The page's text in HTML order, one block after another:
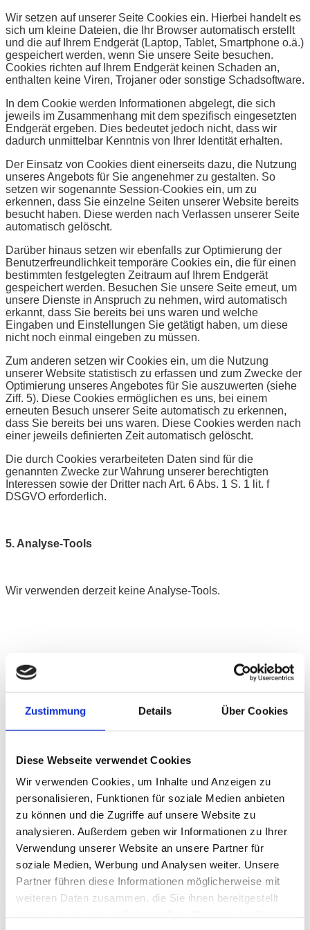
Zustimmung Details Über Cookies
Diese Webseite verwendet Cookies
Wir verwenden Cookies, um Inhalte und Anzeigen zu
personalisieren, Funktionen für soziale Medien anbieten
zu können und die Zugriffe auf unsere Website zu
analysieren. Außerdem geben wir Informationen zu Ihrer
Verwendung unserer Website an unsere Partner für
soziale Medien, Werbung und Analysen weiter. Unsere
Partner führen diese Informationen möglicherweise mit
weiteren Daten zusammen, die Sie ihnen bereitgestellt
Wir setzen auf unserer Seite Cookies ein. Hierbei handelt es
sich um kleine Dateien, die Ihr Browser automatisch erstellt
und die auf Ihrem Endgerät (Laptop, Tablet, Smartphone o.ä.)
gespeichert werden, wenn Sie unsere Seite besuchen.
Cookies richten auf Ihrem Endgerät keinen Schaden an,
enthalten keine Viren, Trojaner oder sonstige Schadsoftware.
In dem Cookie werden Informationen abgelegt, die sich
jeweils im Zusammenhang mit dem spezifisch eingesetzten
Endgerät ergeben. Dies bedeutet jedoch nicht, dass wir
dadurch unmittelbar Kenntnis von Ihrer Identität erhalten.
Der Einsatz von Cookies dient einerseits dazu, die Nutzung
unseres Angebots für Sie angenehmer zu gestalten. So
setzen wir sogenannte Session-Cookies ein, um zu
erkennen, dass Sie einzelne Seiten unserer Website bereits
besucht haben. Diese werden nach Verlassen unserer Seite
automatisch gelöscht.
Darüber hinaus setzen wir ebenfalls zur Optimierung der
Benutzerfreundlichkeit temporäre Cookies ein, die für einen
bestimmten festgelegten Zeitraum auf Ihrem Endgerät
gespeichert werden. Besuchen Sie unsere Seite erneut, um
unsere Dienste in Anspruch zu nehmen, wird automatisch
erkannt, dass Sie bereits bei uns waren und welche
Eingaben und Einstellungen Sie getätigt haben, um diese
nicht noch einmal eingeben zu müssen.
Zum anderen setzen wir Cookies ein, um die Nutzung
unserer Website statistisch zu erfassen und zum Zwecke der
Optimierung unseres Angebotes für Sie auszuwerten (siehe
Ziff. 5). Diese Cookies ermöglichen es uns, bei einem
erneuten Besuch unserer Seite automatisch zu erkennen,
dass Sie bereits bei uns waren. Diese Cookies werden nach
einer jeweils definierten Zeit automatisch gelöscht.
Die durch Cookies verarbeiteten Daten sind für die
genannten Zwecke zur Wahrung unserer berechtigten
Interessen sowie der Dritter nach Art. 6 Abs. 1 S. 1 lit. f
DSGVO erforderlich.
5. Analyse-Tools
Wir verwenden derzeit keine Analyse-Tools.
Hinweise zur Verarbeitung von
personenbezogenen Daten nach der
DSGVO
darüber, was mit Ihren personenbezogenen Daten erfolgt.
Personenbezogene Daten sind alle Daten, mit denen Sie
persönlich identifiziert werden können. Ausführliche
Informationen entnehmen Sie bitte der folgenden genaueren
Erläuterung.
Wir nehmen den Schutz Ihrer persönlichen Daten
selbstverständlich schon aufgrund unserer beruflichen
Schweigepflicht sehr ernst. Wir behandeln Ihre
personenbezogenen Daten vertraulich und entsprechend der
gesetzlichen Datenschutzvorschriften sowie dieser
Datenschutzerklärung. Die nachfolgende